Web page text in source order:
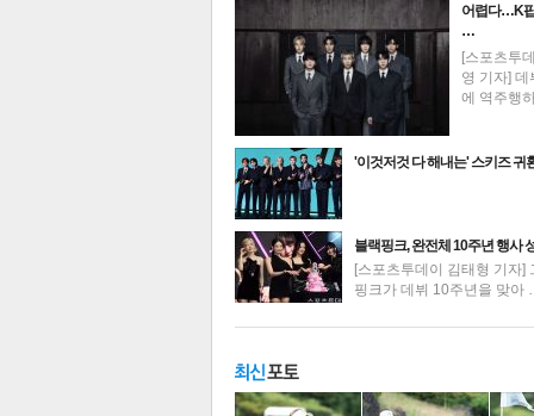
최신뉴스
어렵다…K
…
[스포츠투
영 기자] 데
에 역주행
'이것저것 다 해내는' 스키즈
블랙핑크, 완전체 10주년 행사
[스포츠투데이 김태형 기자]
핑크가 데뷔 10주년을 맞아